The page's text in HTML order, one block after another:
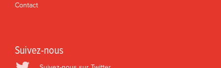
Contact
Suivez-nous